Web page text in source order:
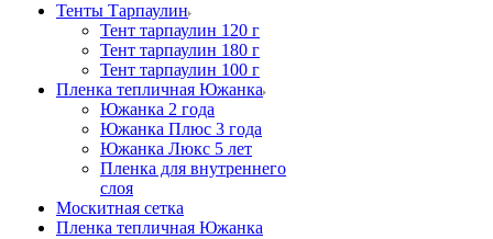
Тенты Тарпаулин
Тент тарпаулин 120 г
Тент тарпаулин 180 г
Тент тарпаулин 100 г
Пленка тепличная Южанка
Южанка 2 года
Южанка Плюс 3 года
Южанка Люкс 5 лет
Пленка для внутреннего
слоя
Москитная сетка
Пленка тепличная Южанка